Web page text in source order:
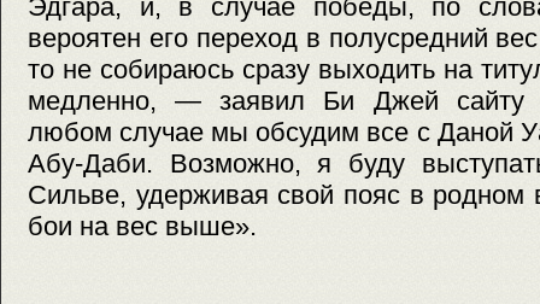
Эдгара, и, в случае победы, по
вероятен его переход в полусредний
то не собираюсь сразу выходить на
медленно, — заявил Би Джей
любом случае мы обсудим все с Даной
Абу-Даби. Возможно, я буду
Сильве, удерживая свой пояс в родном
бои на вес выше».